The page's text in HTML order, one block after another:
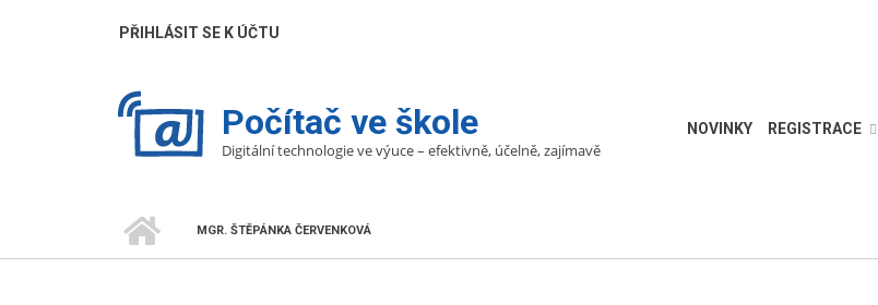
UŽIVATELÉ
PŘIHLÁSIT SE K ÚČTU
Počítač ve škole
Digitální technologie ve výuce – efektivně, účelně, zajímavě
NOVINKY REGISTRACE
DROBEČKOVÁ
MGR. ŠTĚPÁNKA ČERVENKOVÁ